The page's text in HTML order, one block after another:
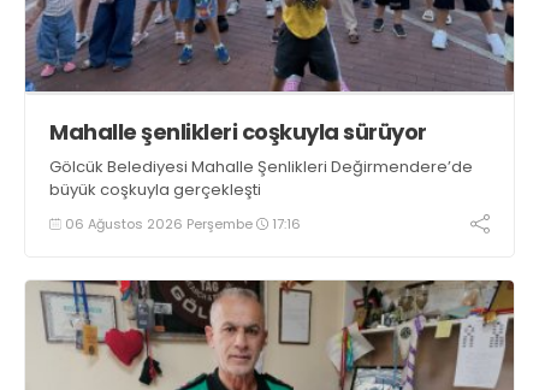
Mahalle şenlikleri coşkuyla sürüyor
Gölcük Belediyesi Mahalle Şenlikleri Değirmendere’de
büyük coşkuyla gerçekleşti
06 Ağustos 2026 Perşembe 17:16